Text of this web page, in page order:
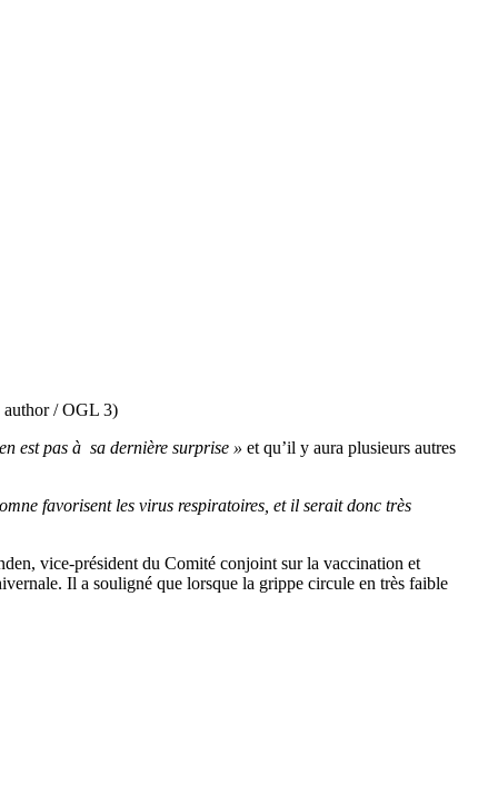
author / OGL 3)
est pas à sa dernière surprise » et qu’il y aura plusieurs autres
favorisent les virus respiratoires, et il serait donc très
vice-président du Comité conjoint sur la vaccination et
Il a souligné que lorsque la grippe circule en très faible